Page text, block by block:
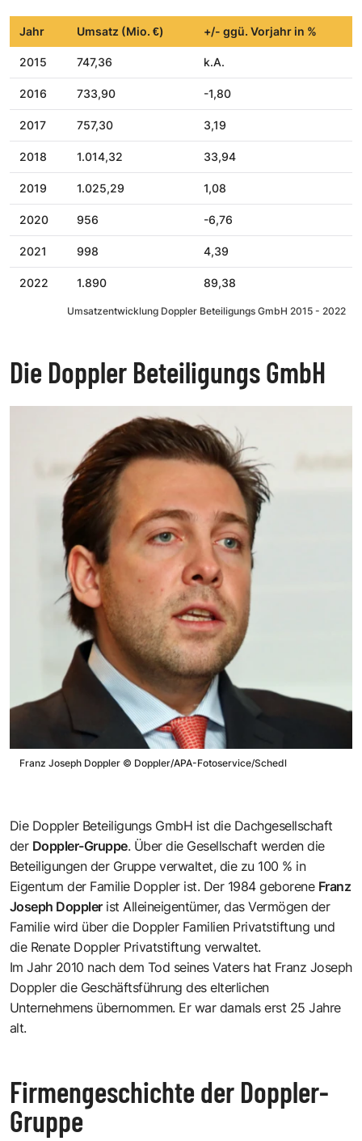
Jahr Umsatz (Mio. €) +/- ggü. Vorjahr in %
2015 747,36 k.A.
2016 733,90 -1,80
2017 757,30 3,19
2018 1.014,32 33,94
2019 1.025,29 1,08
2020 956 -6,76
2021 998 4,39
2022 1.890 89,38
Umsatzentwicklung Doppler Beteiligungs GmbH 2015 - 2022
Die Doppler Beteiligungs GmbH
Franz Joseph Doppler © Doppler/APA-Fotoservice/Schedl
Die Doppler Beteiligungs GmbH ist die Dachgesellschaft
der Doppler-Gruppe. Über die Gesellschaft werden die
Beteiligungen der Gruppe verwaltet, die zu 100 % in
Eigentum der Familie Doppler ist. Der 1984 geborene Franz
Joseph Doppler ist Alleineigentümer, das Vermögen der
Familie wird über die Doppler Familien Privatstiftung und
die Renate Doppler Privatstiftung verwaltet.
Im Jahr 2010 nach dem Tod seines Vaters hat Franz Joseph
Doppler die Geschäftsführung des elterlichen
Unternehmens übernommen. Er war damals erst 25 Jahre
alt.
Firmengeschichte der Doppler-
Gruppe